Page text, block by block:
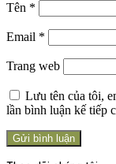
Tên *
Email *
Trang web
Lưu tên của tôi,
lần bình luận kế tiếp